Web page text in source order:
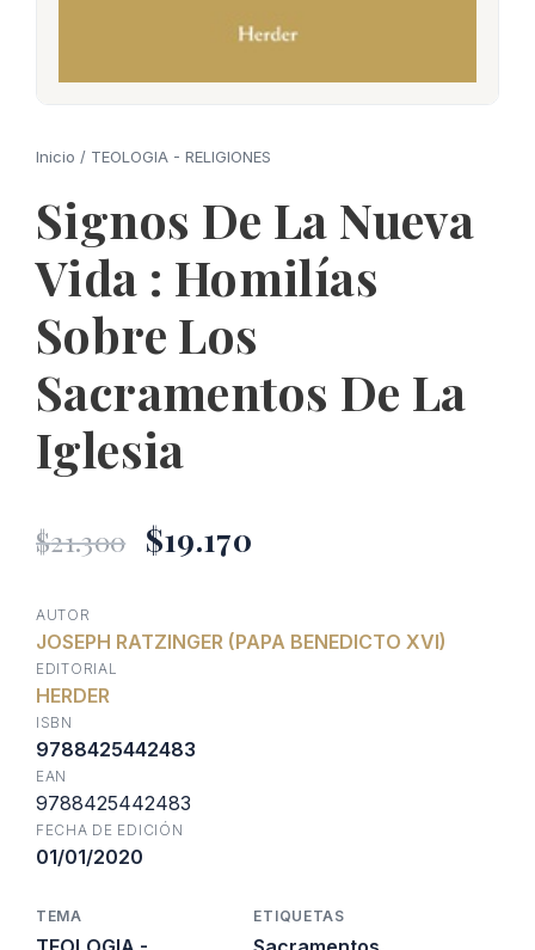
Inicio / TEOLOGIA - RELIGIONES
Signos De La Nueva
Vida : Homilías
Sobre Los
Sacramentos De La
Iglesia
$21.300 El
original
era:
$21.300.
$19.170
actual
AUTOR
JOSEPH RATZINGER (PAPA BENEDICTO XVI)
EDITORIAL
HERDER
ISBN
9788425442483
EAN
9788425442483
FECHA DE EDICIÓN
01/01/2020
TEMA ETIQUETAS